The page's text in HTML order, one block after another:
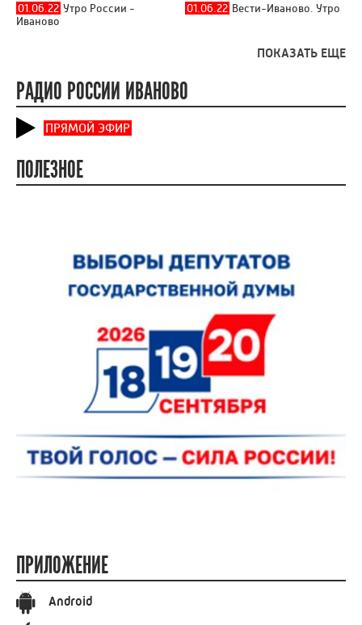
01.06.22 Утро России -
Иваново
01.06.22 Вести-Иваново. Утро
ПОКАЗАТЬ ЕЩЕ
РАДИО РОССИИ ИВАНОВО
ПРЯМОЙ ЭФИР
ПОЛЕЗНОЕ
ПРИЛОЖЕНИЕ
Android